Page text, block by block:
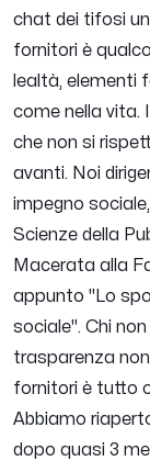
chat dei tifosi
fornitori è
lealtà, elementi
come nella vita.
che non si
avanti. Noi
impegno
Scienze della
Macerata alla
appunto "Lo
sociale". Chi
trasparenza
fornitori è tutto
Abbiamo
dopo quasi 3